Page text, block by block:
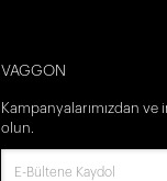
VAGGON
Kampanyalarımızdan
olun.